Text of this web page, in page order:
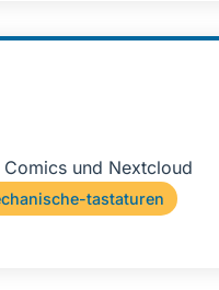
und Nextcloud
tastaturen